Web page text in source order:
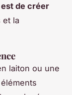
est de créer
et la
laiton ou une